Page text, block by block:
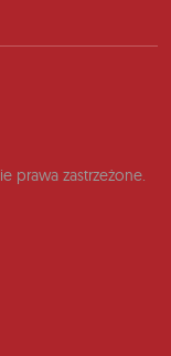
prawa zastrzeżone.